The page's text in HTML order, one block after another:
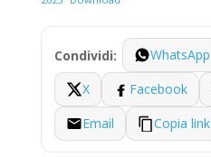
Condividi: WhatsApp
X
Facebook
Email
Copia link